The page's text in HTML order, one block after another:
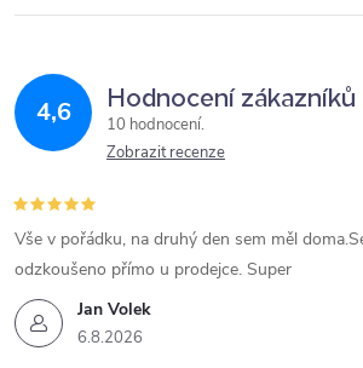
4,6 Hodnocení zákazníků
10 hodnocení
Zobrazit recenze
Jan Volek
6.8.2026
Vše v pořádku, na druhý den sem měl
odzkoušeno přímo u prodejce. Super